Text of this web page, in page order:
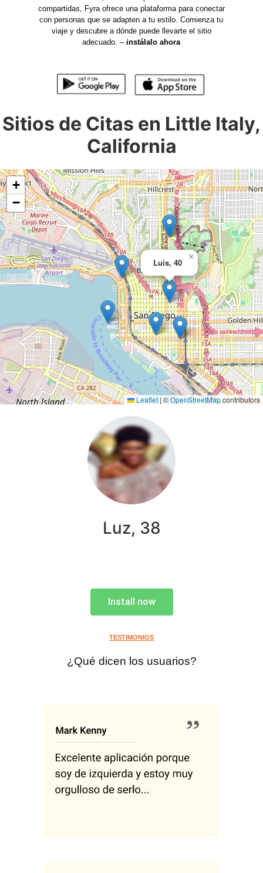
compartidas, Fyra ofrece una plataforma para conectar
con personas que se adapten a tu estilo. Comienza tu
viaje y descubre a dónde puede llevarte el sitio
adecuado. –instálalo ahora
Sitios de Citas en Little Italy,
California
Luis, 40
×
+
−
Leaflet | ©OpenStreetMapcontributors
Luz, 38
Install now
TESTIMONIOS
¿Qué dicen los usuarios?